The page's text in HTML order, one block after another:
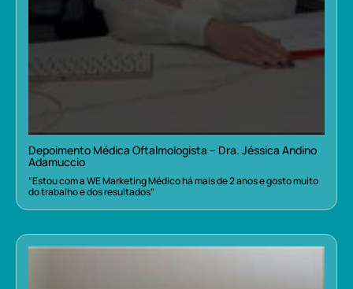
Depoimento Médica Oftalmologista – Dra. Jéssica Andino
Adamuccio
“Estou com a WE Marketing Médico há mais de 2 anos e gosto muito
do trabalho e dos resultados”